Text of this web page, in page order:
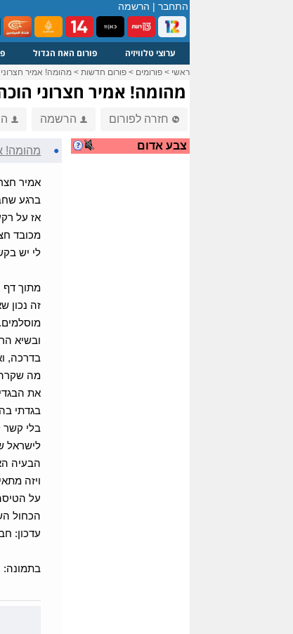
התחבר | הרשמה
ערוצי טלוויזיה פורום האח הגדול
ראשי > פורומים > פורום חדשות > מהומה! אמיר
מהומה! אמיר חצרוני
חזרה לפורום הרשמה
צבע אדום ● מהומה!
אמיר
ברגע
אז על
מכובד
לי יש
מתוך דף
זה נכון
מוסלמים.
ובשיא
בדרכה,
מה שקרה
את
בגדתי
בלי קשר
לישראל
הבעיה
ויזה
על
הכחול
עדכון:
בתמונה: